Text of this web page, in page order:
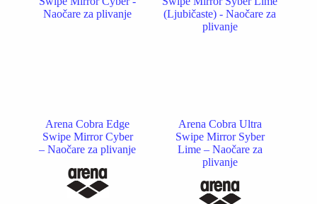
Arena Cobra Edge
Swipe Mirror Cyber
– Naočare za plivanje
Arena Cobra Ultra
Swipe Mirror Syber
Lime – Naočare za
plivanje